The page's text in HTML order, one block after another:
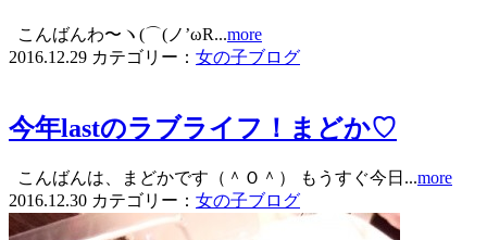
こんばんわ〜ヽ(⌒(ノ’ωR...more
2016.12.29 カテゴリー： 女の子ブログ
今年lastのラブライフ！まどか♡
こんばんは、まどかです（＾Ｏ＾） もうすぐ今日...more
2016.12.30 カテゴリー： 女の子ブログ